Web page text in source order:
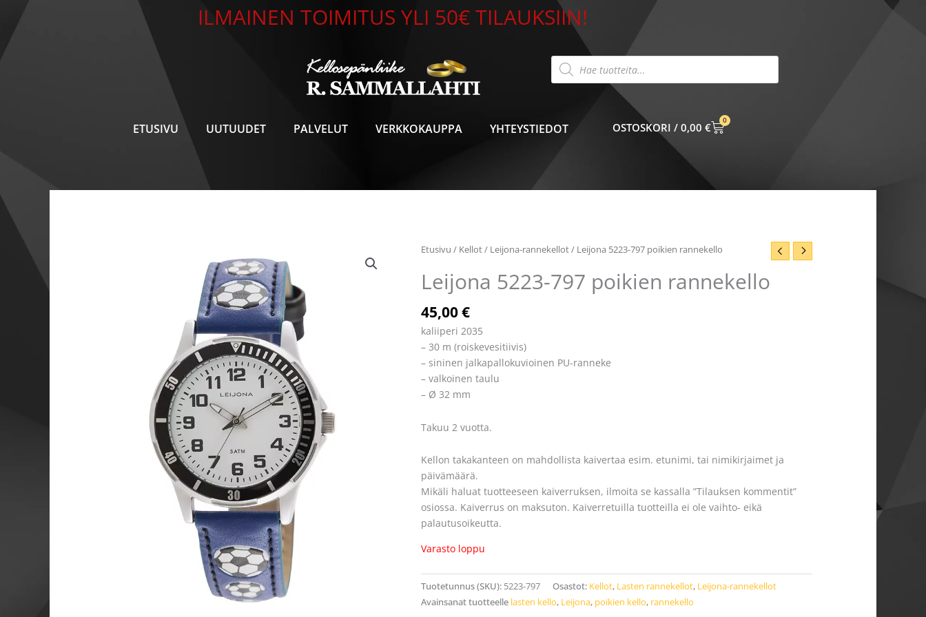
sisältöön
ILMAINEN TOIMITUS YLI 50€ TILAUKSIIN!
Products
search
ETUSIVU UUTUUDET PALVELUT VERKKOKAUPPA YHTEYSTIEDOT 0,00 €
0
CART
Etusivu / Kellot/ Leijona-rannekellot/ Leijona 5223-797 poikien rannekello
Leijona 5223-797 poikien rannekello
45,00€
kaliiperi 2035
– 30 m (roiskevesitiivis)
– sininen jalkapallokuvioinen PU-ranneke
– valkoinen taulu
– Ø 32 mm
Takuu 2 vuotta.
Kellon takakanteen on mahdollista kaivertaa esim. etunimi, tai nimikirjaimet ja
päivämäärä.
Mikäli haluat tuotteeseen kaiverruksen, ilmoita se kassalla ”Tilauksen kommentit”
osiossa. Kaiverrus on maksuton. Kaiverretuilla tuotteilla ei ole vaihto- eikä
palautusoikeutta.
Varasto loppu
Tuotetunnus (SKU): 5223-797 Osastot: Kellot, Lasten rannekellot, Leijona-rannekellot
Avainsanat tuotteelle lasten kello, Leijona, poikien kello, rannekello